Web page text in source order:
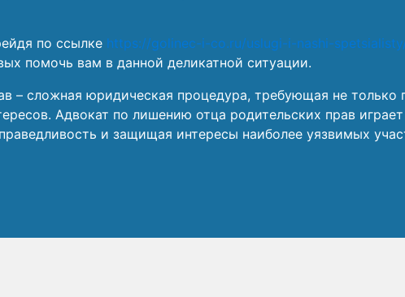
по ссылке https://golinec-i-co.ru/uslugi-i-nashi-
помочь вам в данной деликатной ситуации.
– сложная юридическая процедура, требующая не только
Адвокат по лишению отца родительских прав
и защищая интересы наиболее уязвимых